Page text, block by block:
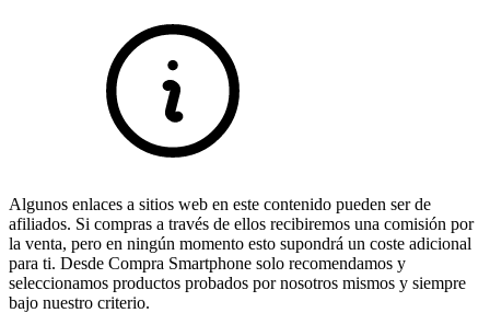
Algunos enlaces a sitios web en este contenido pueden ser de
afiliados. Si compras a través de ellos recibiremos una comisión por
la venta, pero en ningún momento esto supondrá un coste adicional
para ti. Desde Compra Smartphone solo recomendamos y
seleccionamos productos probados por nosotros mismos y siempre
bajo nuestro criterio.